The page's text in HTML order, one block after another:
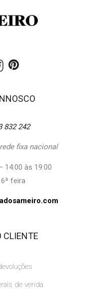
832 242
fixa nacional
14:00 às 19:00
feira
CLIENTE
de venda